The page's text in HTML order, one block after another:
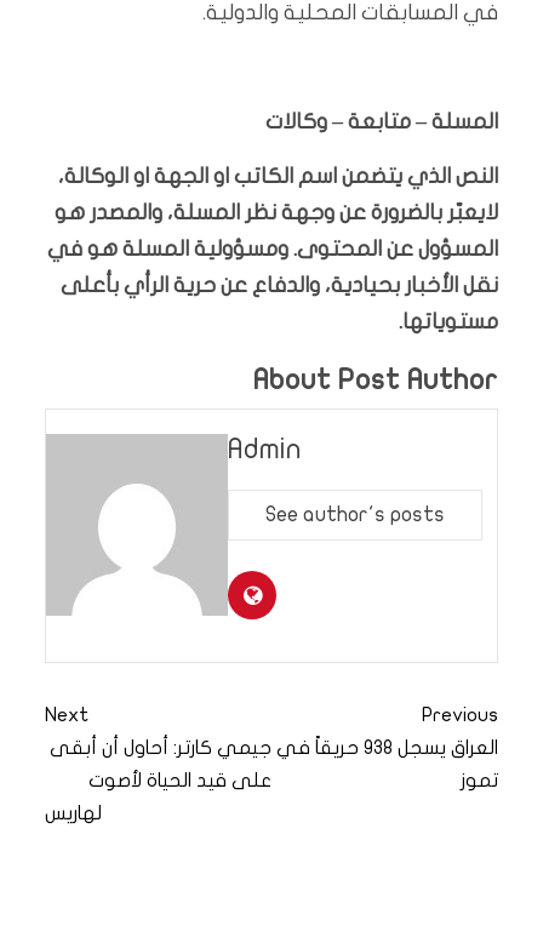
في المسابقات المحلية والدولية.
المسلة – متابعة – وكالات
النص الذي يتضمن اسم الكاتب او الجهة او الوكالة،
لايعبّر بالضرورة عن وجهة نظر المسلة، والمصدر هو
المسؤول عن المحتوى. ومسؤولية المسلة هو في
نقل الأخبار بحيادية، والدفاع عن حرية الرأي بأعلى
مستوياتها.
About Post Author
Admin
See author's posts
Previous
العراق يسجل 938 حريقاً في
تموز
Next
جيمي كارتر: أحاول أن أبقى
على قيد الحياة لأصوت
لهاريس